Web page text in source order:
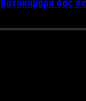
σας